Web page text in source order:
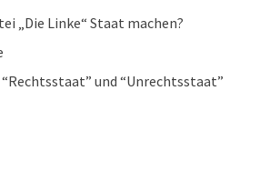
„Die Linke“ Staat machen?
und “Unrechtsstaat”